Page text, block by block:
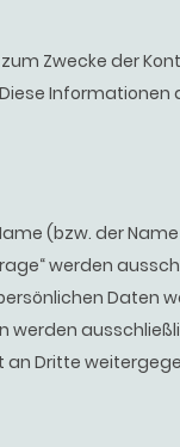
Zwecke der
(bzw. der
werden
Daten
an Dritte